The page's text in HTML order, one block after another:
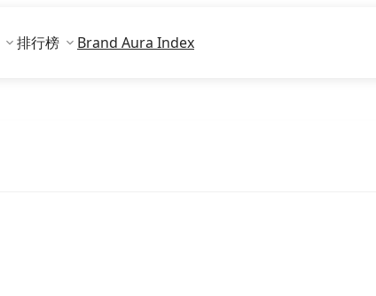
排行榜 Brand Aura Index